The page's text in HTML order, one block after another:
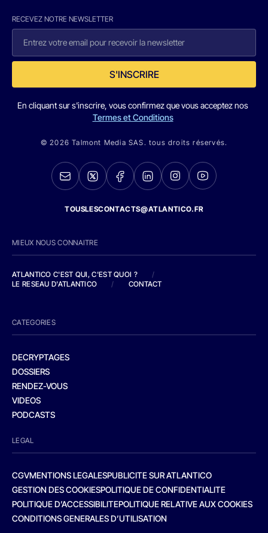
RECEVEZ NOTRE NEWSLETTER
S'INSCRIRE
En cliquant sur s'inscrire, vous confirmez que vous acceptez nos
Termes et Conditions
© 2026 Talmont Media SAS. tous droits réservés.
TOUSLESCONTACTS@ATLANTICO.FR
MIEUX NOUS CONNAITRE
ATLANTICO C'EST QUI, C'EST QUOI ?
/
LE RESEAU D'ATLANTICO
/ CONTACT
CATEGORIES
DECRYPTAGES
DOSSIERS
RENDEZ-VOUS
VIDEOS
PODCASTS
LEGAL
CGVMENTIONS LEGALESPUBLICITE SUR ATLANTICO
GESTION DES COOKIESPOLITIQUE DE CONFIDENTIALITE
POLITIQUE D’ACCESSIBILITEPOLITIQUE RELATIVE AUX COOKIES
CONDITIONS GENERALES D’UTILISATION